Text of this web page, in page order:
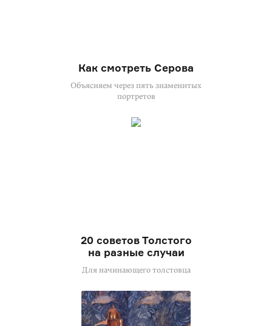
Как смотреть Серова
Объясняем через пять знаменитых
портретов
20 советов Толстого
на разные случаи
Для начинающего толстовца